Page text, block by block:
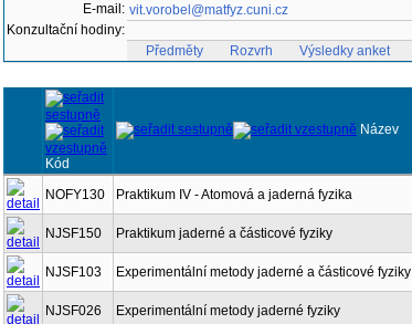
E-mail: vit.vorobel@matfyz.cuni.cz
Konzultační hodiny:
Předměty
Rozvrh Výsledky anket
Kód
Název
NOFY130 Praktikum IV - Atomová a jaderná fyzika
NJSF150 Praktikum jaderné a částicové fyziky
NJSF103 Experimentální metody jaderné a částicové fyziky
NJSF026 Experimentální metody jaderné fyziky